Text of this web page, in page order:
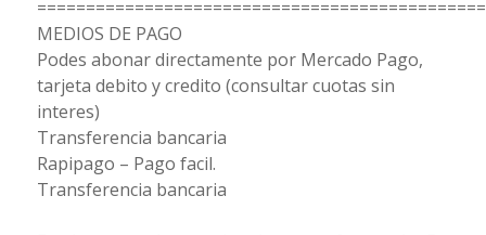
MEDIOS DE PAGO
Podes abonar directamente por Mercado Pago,
tarjeta debito y credito (consultar cuotas sin
interes)
Transferencia bancaria
Rapipago – Pago facil.
Transferencia bancaria